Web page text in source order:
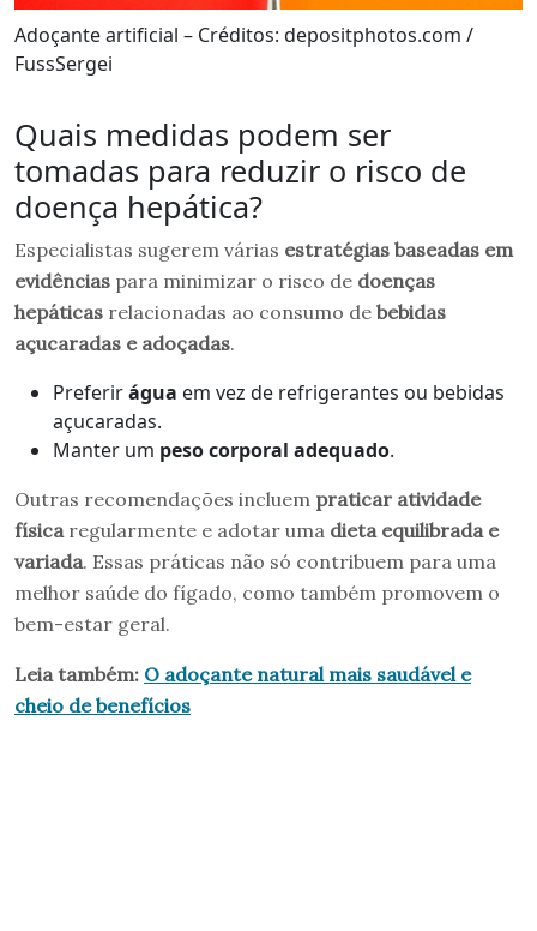
Adoçante artificial – Créditos: depositphotos.com /
FussSergei
Quais medidas podem ser
tomadas para reduzir o risco de
doença hepática?
Especialistas sugerem várias estratégias baseadas em
evidências para minimizar o risco de doenças
hepáticas relacionadas ao consumo de bebidas
açucaradas e adoçadas.
Preferirágua em vez de refrigerantes ou bebidas
açucaradas.
Manter um peso corporal adequado.
Outras recomendações incluem praticar atividade
física regularmente e adotar uma dieta equilibrada e
variada. Essas práticas não só contribuem para uma
melhor saúde do fígado, como também promovem o
bem-estar geral.
Leia também: O adoçante natural mais saudável e
cheio de benefícios